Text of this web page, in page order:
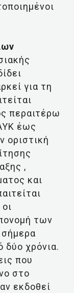
για τη
περαιτέρω
έως
οριστική
,
και
των
δύο χρόνια.
που
στο
εκδοθεί